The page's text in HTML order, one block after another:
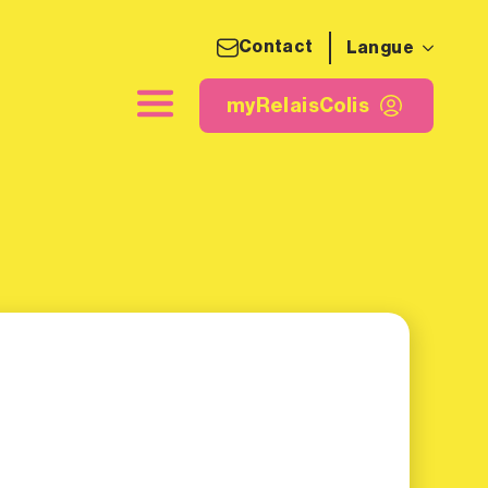
Contact Langue
myRelaisColis
d'expédition myRelaisColis